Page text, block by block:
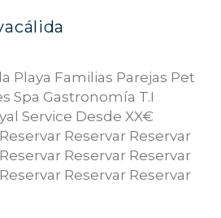
Playa Familias Parejas Pet
Spa Gastronomía T.I
Service Desde XX€
Reservar Reservar
Reservar Reservar
Reservar Reservar